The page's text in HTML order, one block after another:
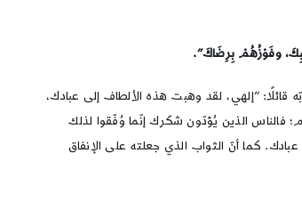
وفَوْزُهُمْ بِرِضَاكَ”.
قائلًا: “إلهي، لقد وهبت هذه الألطاف إلى عبادك،
الذين يُؤدّون شكرك إنّما وُفّقوا لذلك
كما أنّ الثواب الذي جعلته على الإنفاق